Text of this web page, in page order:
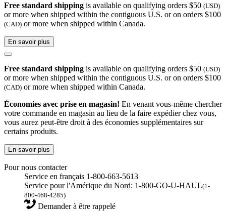
Free standard shipping is available on qualifying orders $50 (USD)
or more when shipped within the contiguous U.S. or on orders $100
(CAD) or more when shipped within Canada.
En savoir plus
Free standard shipping is available on qualifying orders $50 (USD)
or more when shipped within the contiguous U.S. or on orders $100
(CAD) or more when shipped within Canada.
Économies avec prise en magasin! En venant vous-même chercher
votre commande en magasin au lieu de la faire expédier chez vous,
vous aurez peut-être droit à des économies supplémentaires sur
certains produits.
En savoir plus
Pour nous contacter
Service en français 1-800-663-5613
Service pour l'Amérique du Nord: 1-800-GO-U-HAUL(1-
800-468-4285)
Demander à être rappelé